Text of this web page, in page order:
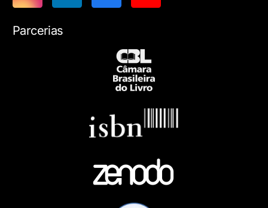
Parcerias